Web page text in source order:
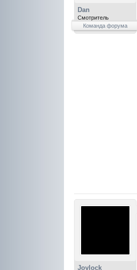
Dan
Смотритель
Команда форума
Joylock